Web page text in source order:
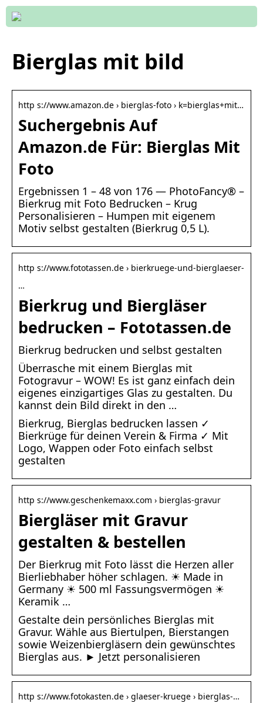
Bierglas mit bild
http s://www.amazon.de › bierglas-foto › k=bierglas+mit…
Suchergebnis Auf
Amazon.de Für: Bierglas Mit
Foto
Ergebnissen 1 – 48 von 176 — PhotoFancy® –
Bierkrug mit Foto Bedrucken – Krug
Personalisieren – Humpen mit eigenem
Motiv selbst gestalten (Bierkrug 0,5 L).
http s://www.fototassen.de › bierkruege-und-bierglaeser-
…
Bierkrug und Biergläser
bedrucken – Fototassen.de
Bierkrug bedrucken und selbst gestalten
Überrasche mit einem Bierglas mit
Fotogravur – WOW! Es ist ganz einfach dein
eigenes einzigartiges Glas zu gestalten. Du
kannst dein Bild direkt in den …
Bierkrug, Bierglas bedrucken lassen ✓
Bierkrüge für deinen Verein & Firma ✓ Mit
Logo, Wappen oder Foto einfach selbst
gestalten
http s://www.geschenkemaxx.com › bierglas-gravur
Biergläser mit Gravur
gestalten & bestellen
Der Bierkrug mit Foto lässt die Herzen aller
Bierliebhaber höher schlagen. ☀ Made in
Germany ☀ 500 ml Fassungsvermögen ☀
Keramik …
Gestalte dein persönliches Bierglas mit
Gravur. Wähle aus Biertulpen, Bierstangen
sowie Weizenbiergläsern dein gewünschtes
Bierglas aus. ► Jetzt personalisieren
http s://www.fotokasten.de › glaeser-kruege › bierglas-…